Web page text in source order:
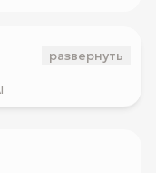
развернуть